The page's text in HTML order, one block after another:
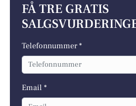
FÅ TRE GRATIS
Telefonnummer *
Email *